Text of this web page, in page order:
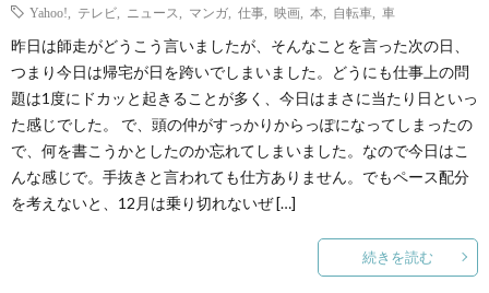
Yahoo!
テレビ ニュース マンガ 仕事 映画 本 自転車 車
昨日は師走がどうこう言いましたが、そんなことを言った次の日、
つまり今日は帰宅が日を跨いでしまいました。どうにも仕事上の問
題は1度にドカッと起きることが多く、今日はまさに当たり日といっ
た感じでした。 で、頭の仲がすっかりからっぽになってしまったの
で、何を書こうかとしたのか忘れてしまいました。なので今日はこ
んな感じで。手抜きと言われても仕方ありません。でもペース配分
を考えないと、12月は乗り切れないぜ […]
続きを読む